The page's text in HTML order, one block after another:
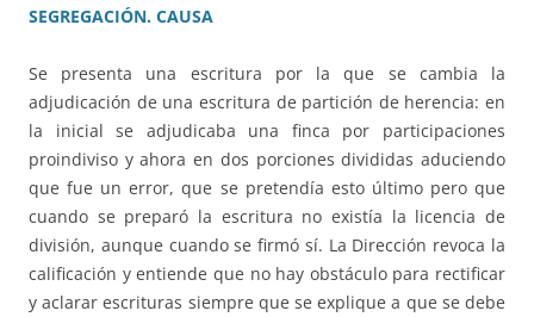
SEGREGACIÓN. CAUSA
Se presenta una escritura por la que se cambia la
adjudicación de una escritura de partición de herencia: en
la inicial se adjudicaba una finca por participaciones
proindiviso y ahora en dos porciones divididas aduciendo
que fue un error, que se pretendía esto último pero que
cuando se preparó la escritura no existía la licencia de
división, aunque cuando se firmó sí. La Dirección revoca la
calificación y entiende que no hay obstáculo para rectificar
y aclarar escrituras siempre que se explique a que se debe